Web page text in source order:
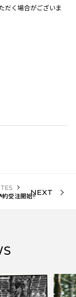
だく場合がございま
受注開始!!NEXT